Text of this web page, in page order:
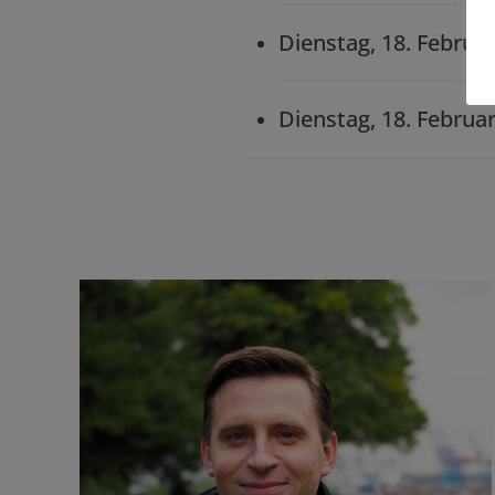
Dienstag, 18.
Dienstag, 18.